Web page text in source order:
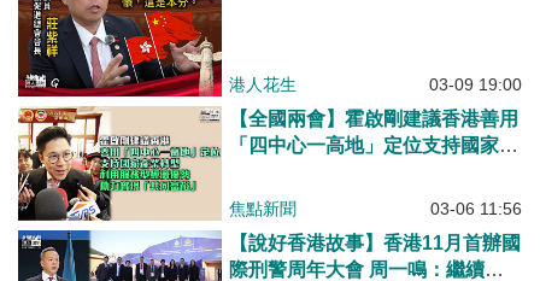
港人花生 03-09 19:00
【全國兩會】霍啟剛建議香港善用
「四中心一高地」定位支持國家產
實現「共同富裕」
焦點新聞 03-06 11:56
【說好香港故事】香港11月首辦國
際刑警周年大會 周一鳴：繼續擦